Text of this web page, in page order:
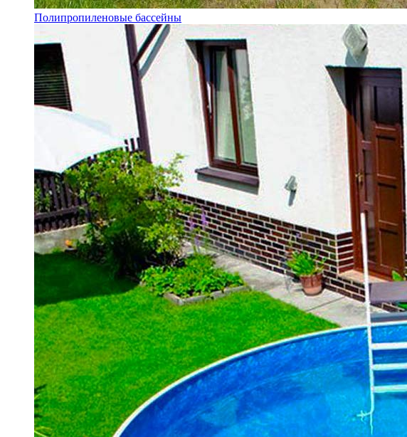
Полипропиленовые бассейны